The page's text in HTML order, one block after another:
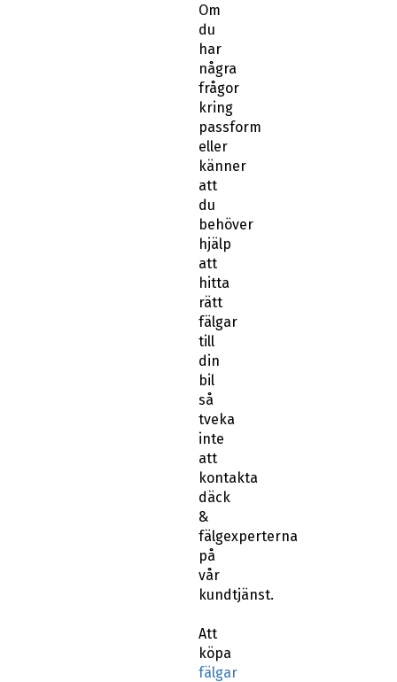
Om
du
har
några
frågor
kring
passform
eller
känner
att
du
behöver
hjälp
att
hitta
rätt
fälgar
till
din
bil
så
tveka
inte
att
kontakta
däck
&
fälgexperterna
på
vår
kundtjänst.
Att
köpa
fälgar